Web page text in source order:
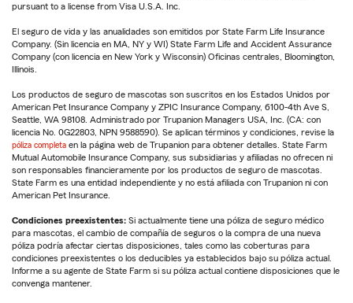
pursuant to a license from Visa U.S.A. Inc.
El seguro de vida y las anualidades son emitidos por State Farm Life Insurance
Company. (Sin licencia en MA, NY y WI) State Farm Life and Accident Assurance
Company (con licencia en New York y Wisconsin) Oficinas centrales, Bloomington,
Illinois.
Los productos de seguro de mascotas son suscritos en los Estados Unidos por
American Pet Insurance Company y ZPIC Insurance Company, 6100-4th Ave S,
Seattle, WA 98108. Administrado por Trupanion Managers USA, Inc. (CA: con
licencia No. 0G22803, NPN 9588590). Se aplican términos y condiciones, revise la
póliza completa en la página web de Trupanion para obtener detalles. State Farm
Mutual Automobile Insurance Company, sus subsidiarias y afiliadas no ofrecen ni
son responsables financieramente por los productos de seguro de mascotas.
State Farm es una entidad independiente y no está afiliada con Trupanion ni con
American Pet Insurance.
Condiciones preexistentes: Si actualmente tiene una póliza de seguro médico
para mascotas, el cambio de compañía de seguros o la compra de una nueva
póliza podría afectar ciertas disposiciones, tales como las coberturas para
condiciones preexistentes o los deducibles ya establecidos bajo su póliza actual.
Informe a su agente de State Farm si su póliza actual contiene disposiciones que le
convenga mantener.